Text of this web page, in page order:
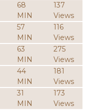
68
MIN
137
Views
57
MIN
116
Views
63
MIN
275
Views
44
MIN
181
Views
31
MIN
173
Views